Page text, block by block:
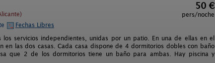
50 €
pers/noche
Fechas Libres
servicios independientes, unidas por un patio. En una de ellas en el
las dos casas. Cada casa dispone de 4 dormitorios dobles con baño
que 2 de los dormitorios tiene un baño para ambas. Hay piscina y